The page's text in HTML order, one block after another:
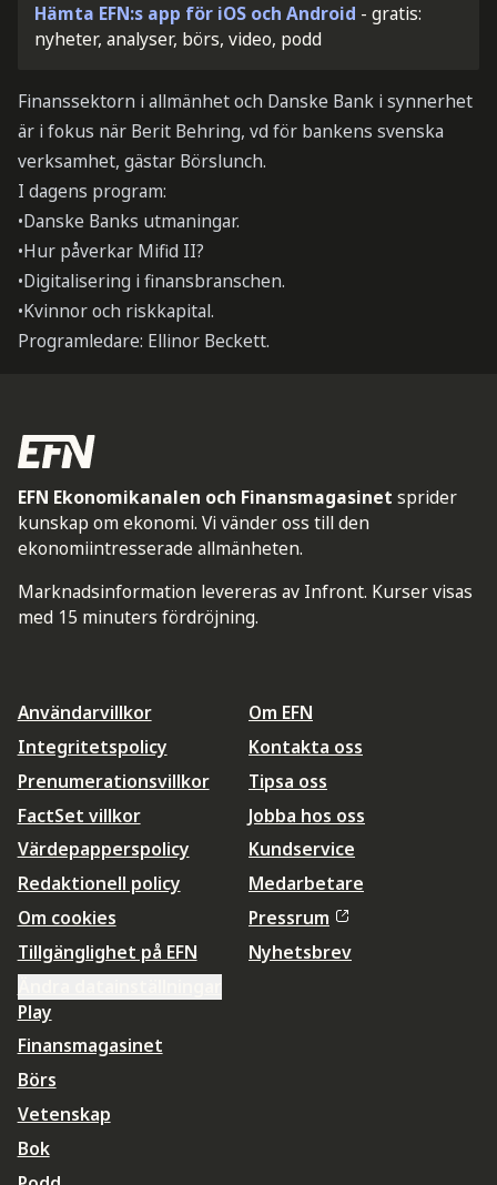
Hämta EFN:s app för iOS och Android - gratis:
nyheter, analyser, börs, video, podd
Finanssektorn i allmänhet och Danske Bank i synnerhet
är i fokus när Berit Behring, vd för bankens svenska
verksamhet, gästar Börslunch.
I dagens program:
•Danske Banks utmaningar.
•Hur påverkar Mifid II?
•Digitalisering i finansbranschen.
•Kvinnor och riskkapital.
Programledare: Ellinor Beckett.
EFN Ekonomikanalen och Finansmagasinet sprider
kunskap om ekonomi. Vi vänder oss till den
ekonomiintresserade allmänheten.
Marknadsinformation levereras av Infront. Kurser visas
med 15 minuters fördröjning.
Användarvillkor
Integritetspolicy
Prenumerationsvillkor
FactSet villkor
Värdepapperspolicy
Redaktionell policy
Om cookies
Tillgänglighet på EFN
Om EFN
Kontakta oss
Tipsa oss
Jobba hos oss
Kundservice
Medarbetare
Pressrum
Nyhetsbrev
Play
Finansmagasinet
Börs
Vetenskap
Bok